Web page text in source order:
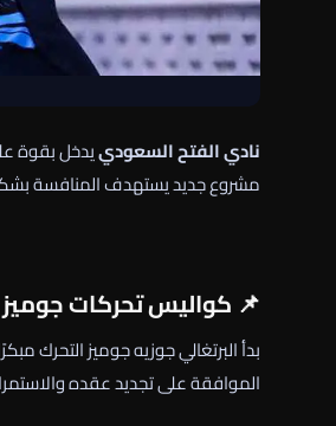
نادي الفتح السعودييدخل بقوة
مشروع جديد يستهدف المنافسة
📌 كواليس تحركات
بدأ البرتغالي جوزيه جوميز التحرك
الموافقة على تجديد عقده